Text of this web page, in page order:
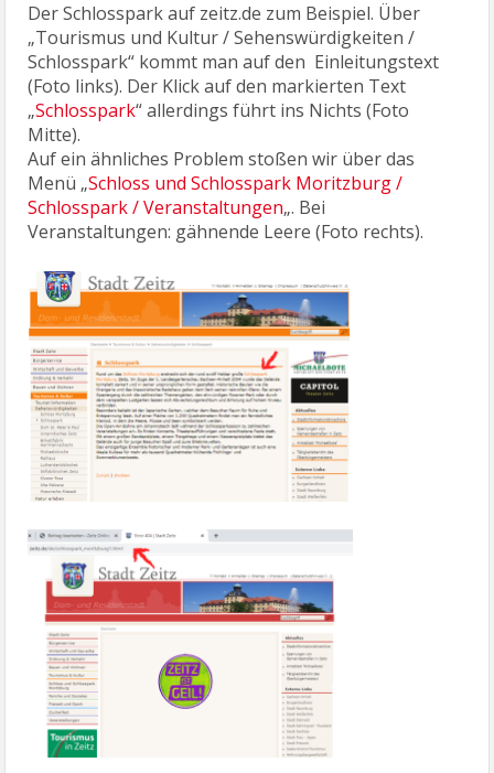
Der Schlosspark auf zeitz.de zum Beispiel. Über
„Tourismus und Kultur / Sehenswürdigkeiten /
Schlosspark“ kommt man auf den Einleitungstext
(Foto links). Der Klick auf den markierten Text
„Schlosspark“ allerdings führt ins Nichts (Foto
Mitte).
Auf ein ähnliches Problem stoßen wir über das
Menü „Schloss und Schlosspark Moritzburg /
Schlosspark / Veranstaltungen„. Bei
Veranstaltungen: gähnende Leere (Foto rechts).